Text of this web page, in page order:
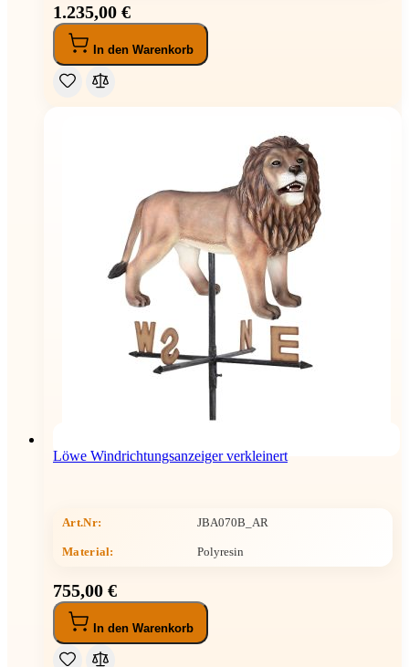
1.235,00 €
In den Warenkorb
Löwe Windrichtungsanzeiger verkleinert
Art.Nr: JBA070B_AR
Material: Polyresin
755,00 €
In den Warenkorb